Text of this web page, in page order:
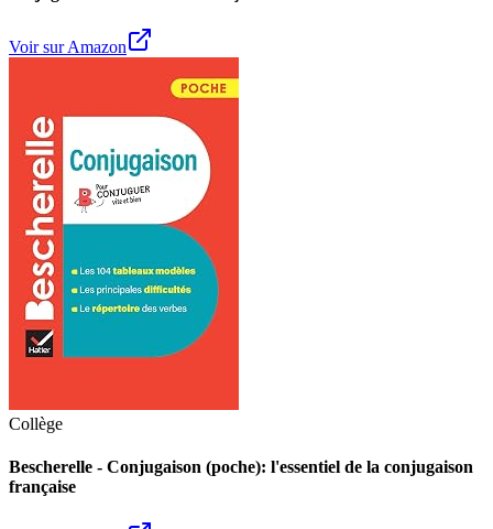
Voir sur Amazon
Collège
Bescherelle - Conjugaison (poche): l'essentiel de la conjugaison
française